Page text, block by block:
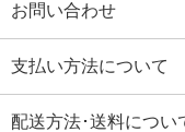
お問い合わせ
支払い方法について
配送方法･送料につい